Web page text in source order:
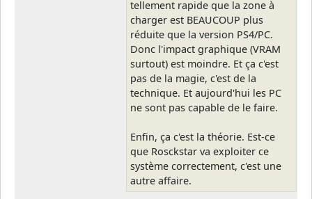
tellement rapide que la zone à
charger est BEAUCOUP plus
réduite que la version PS4/PC.
Donc l'impact graphique (VRAM
surtout) est moindre. Et ça c'est
pas de la magie, c'est de la
technique. Et aujourd'hui les PC
ne sont pas capable de le faire.
Enfin, ça c'est la théorie. Est-ce
que Rosckstar va exploiter ce
système correctement, c'est une
autre affaire.